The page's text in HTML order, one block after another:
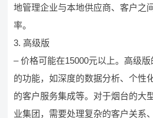
地管理企业与本地供应商、客户之
率。
3. 高级版
– 价格可能在15000元以上。高级
的功能，如深度的数据分析、个性
的客户服务集成等。对于烟台的大
业集团，需要处理复杂的客户关系